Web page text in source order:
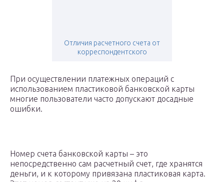
Отличия расчетного счета от
корреспондентского
При осуществлении платежных операций с
использованием пластиковой банковской карты
многие пользователи часто допускают досадные
ошибки.
Номер счета банковской карты – это
непосредственно сам расчетный счет, где хранятся
деньги, и к которому привязана пластиковая карта.